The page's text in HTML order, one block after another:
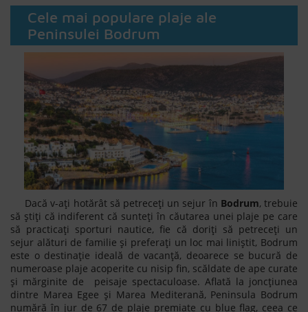
Cele mai populare plaje ale
Peninsulei Bodrum
Dacă v-ați hotărât să petreceți un sejur în Bodrum, trebuie
să știți că indiferent că sunteți în căutarea unei plaje pe care
să practicați sporturi nautice, fie că doriți să petreceți un
sejur alături de familie și preferați un loc mai liniștit, Bodrum
este o destinație ideală de vacanță, deoarece se bucură de
numeroase plaje acoperite cu nisip fin, scăldate de ape curate
și mărginite de peisaje spectaculoase. Aflată la joncțiunea
dintre Marea Egee și Marea Mediterană, Peninsula Bodrum
numără în jur de 67 de plaje premiate cu blue flag, ceea ce
LEI EURO